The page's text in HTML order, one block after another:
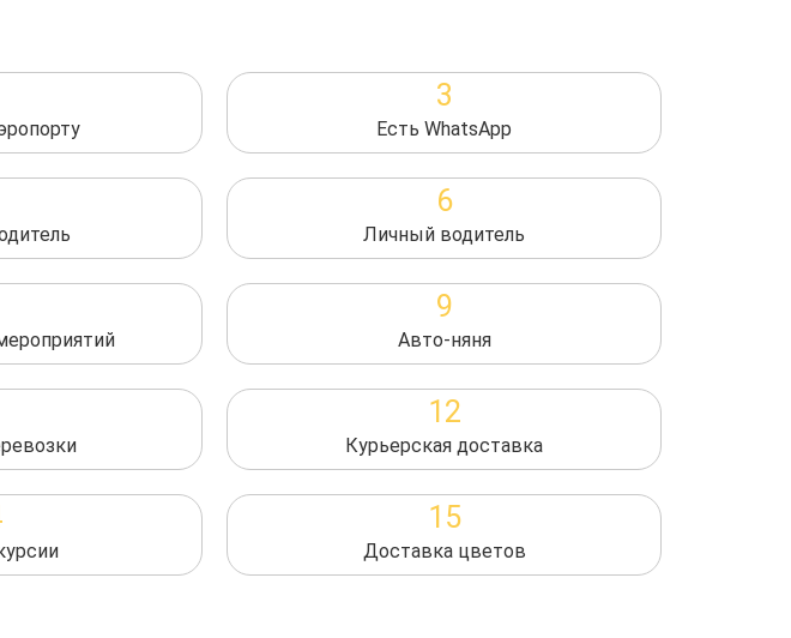
3
Есть WhatsApp
6
Личный водитель
9
Авто-няня
12
Курьерская доставка
15
Доставка цветов